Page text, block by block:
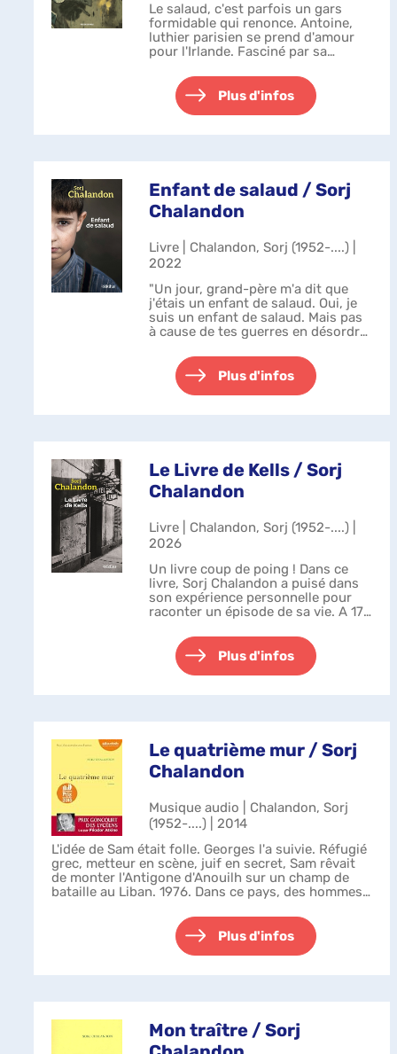
Le salaud, c'est parfois un gars
formidable qui renonce. Antoine,
luthier parisien se prend d'amour
pour l'Irlande. Fasciné par sa
chaleur des gens, le jeune français
rencontre Jim et Cathy qui ...
Plus d'infos
Enfant de salaud / Sorj
Chalandon
Livre | Chalandon, Sorj (1952-....) |
2022
"Un jour, grand-père m'a dit que
j'étais un enfant de salaud. Oui, je
suis un enfant de salaud. Mais pas
à cause de tes guerres en désordre
ton orgueil, de cette folie qui t'a
accompagné partout....
Plus d'infos
Le Livre de Kells / Sorj
Chalandon
Livre | Chalandon, Sorj (1952-....) |
2026
Un livre coup de poing ! Dans ce
livre, Sorj Chalandon a puisé dans
son expérience personnelle pour
raconter un épisode de sa vie. A 17
père raciste et antisémite, il arrive à
Paris où il va con...
Plus d'infos
Le quatrième mur / Sorj
Chalandon
Musique audio | Chalandon, Sorj
(1952-....) | 2014
L'idée de Sam était folle. Georges l'a suivie. Réfugié
grec, metteur en scène, juif en secret, Sam rêvait
de monter l'Antigone d'Anouilh sur un champ de
bataille au Liban. 1976. Dans ce pays, des hommes
Plus d'infos
Mon traître / Sorj